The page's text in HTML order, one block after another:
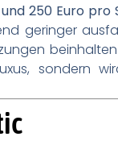
und 250 Euro pro
geringer
sondern